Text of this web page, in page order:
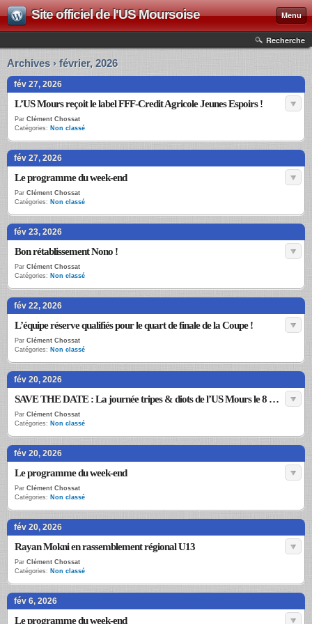
Site officiel de l'US Moursoise Menu
Recherche
Archives › février, 2026
fév 27, 2026
L’US Mours reçoit le label FFF-Credit Agricole Jeunes Espoirs !
Par Clément Chossat
Catégories: Non classé
fév 27, 2026
Le programme du week-end
Par Clément Chossat
Catégories: Non classé
fév 23, 2026
Bon rétablissement Nono !
Par Clément Chossat
Catégories: Non classé
fév 22, 2026
L’équipe réserve qualifiés pour le quart de finale de la Coupe !
Par Clément Chossat
Catégories: Non classé
fév 20, 2026
SAVE THE DATE : La journée tripes & diots de l’US Mours le 8 mars
Par Clément Chossat
Catégories: Non classé
fév 20, 2026
Le programme du week-end
Par Clément Chossat
Catégories: Non classé
fév 20, 2026
Rayan Mokni en rassemblement régional U13
Par Clément Chossat
Catégories: Non classé
fév 6, 2026
Le programme du week-end